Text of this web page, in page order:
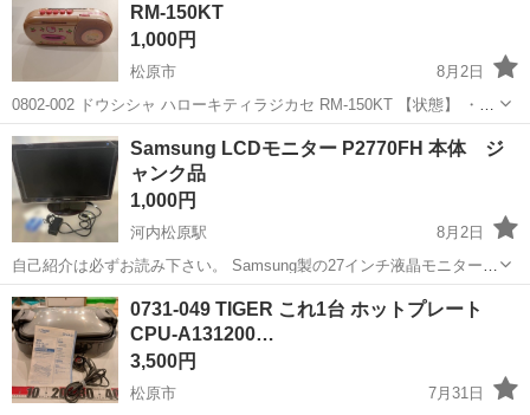
RM-150KT
1,000円
松原市
8月2日
0802-002 ドウシシャ ハローキティラジカセ RM-150KT 【状態】 ・使
用に伴う多少のスレ、キズ、落としきれない汚れなどございます ・詳
細は現地でご確認ください ・お値引きは出来かねますのでご了承...
大阪 松原市 ドウシシャ
Samsung LCDモニター P2770FH 本体 ジ
ャンク品
1,000円
河内松原駅
8月2日
自己紹介は必ずお読み下さい。 Samsung製の27インチ液晶モニター
で、デスク周りをすっきりと見せる光沢感のあるデザインが特徴で
す。 訳あり 電源が急に入らなくなりました。 #ジャンク品 #ディス
プレイ #展示 - ...
大阪 松原市 モニター
0731-049 TIGER これ1台 ホットプレート
CPU-A131200…
3,500円
松原市
7月31日